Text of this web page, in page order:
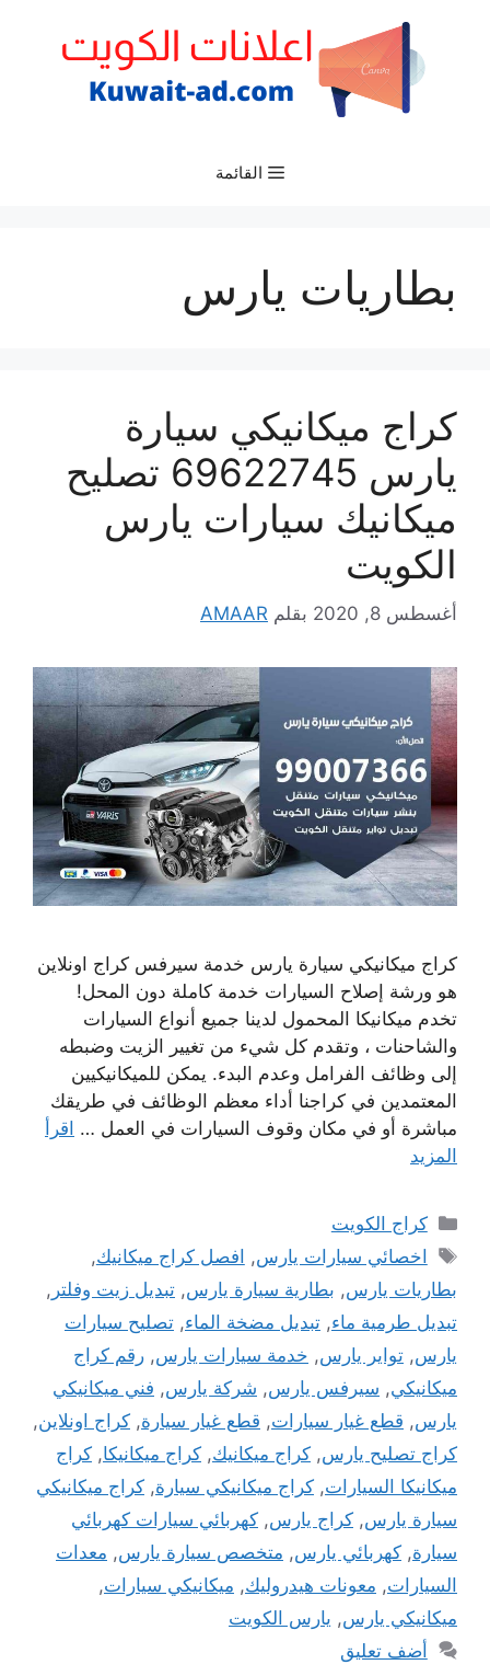
القائمة
بطاريات يارس
كراج ميكانيكي سيارة
يارس 69622745 تصليح
ميكانيك سيارات يارس
الكويت
أغسطس 8, 2020 بقلم AMAAR
كراج ميكانيكي سيارة يارس خدمة سيرفس كراج اونلاين
هو ورشة إصلاح السيارات خدمة كاملة دون المحل!
تخدم ميكانيكا المحمول لدينا جميع أنواع السيارات
والشاحنات ، وتقدم كل شيء من تغيير الزيت وضبطه
إلى وظائف الفرامل وعدم البدء. يمكن للميكانيكيين
المعتمدين في كراجنا أداء معظم الوظائف في طريقك
مباشرة أو في مكان وقوف السيارات في العمل … اقرأ
المزيد
التصنيفات
كراج الكويت
الوسوم
اخصائي سيارات يارس, افصل كراج ميكانيك,
بطاريات يارس, بطارية سيارة يارس, تبديل زيت وفلتر ,
تبديل طرمية ماء, تبديل مضخة الماء, تصليح سيارات
يارس, تواير يارس, خدمة سيارات يارس, رقم كراج
ميكانيكي, سيرفس يارس, شركة يارس, فني ميكانيكي
يارس, قطع غيار سيارات, قطع غيار سيارة, كراج اونلاين,
كراج تصليح يارس, كراج ميكانيك, كراج ميكانيكا, كراج
ميكانيكا السيارات, كراج ميكانيكي سيارة, كراج ميكانيكي
سيارة يارس, كراج يارس, كهربائي سيارات كهربائي
سيارة, كهربائي يارس, متخصص سيارة يارس, معدات
السيارات, معونات هيدروليك, ميكانيكي سيارات,
ميكانيكي يارس, يارس الكويت
أضف تعليق